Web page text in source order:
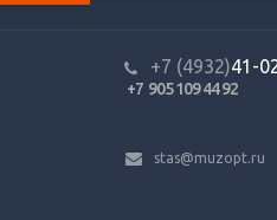
+7 (4932)41-
+7 905 109 44 92
stas@muzopt.ru